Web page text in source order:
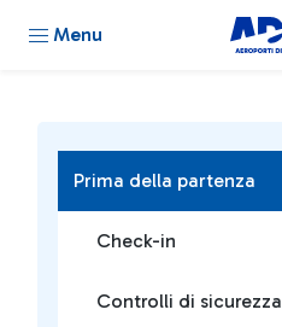
Menu
Prima della partenza
Check-in
Controlli di sicurezza